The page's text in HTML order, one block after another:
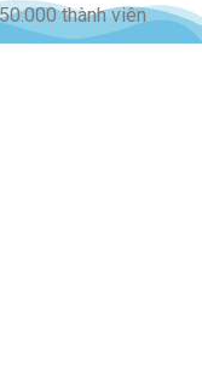
thành viên